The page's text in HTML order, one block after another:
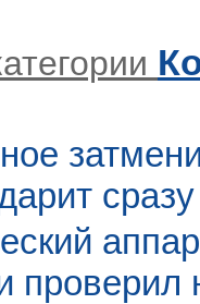
проверил